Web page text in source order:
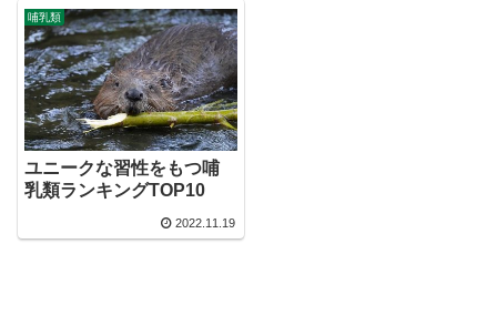
哺乳類
ユニークな習性をもつ哺
乳類ランキングTOP10
2022.11.19